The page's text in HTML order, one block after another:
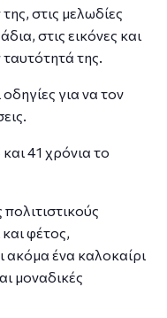
στις μελωδίες
στις εικόνες και
ταυτότητά της.
για να τον
41 χρόνια το
φέτος,
ακόμα ένα καλοκαίρι
μοναδικές